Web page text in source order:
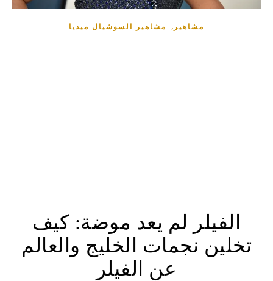
مشاهير , مشاهير السوشيال ميديا
الفيلر لم يعد موضة: كيف
تخلين نجمات الخليج والعالم
عن الفيلر